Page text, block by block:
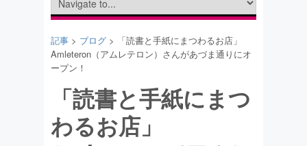
記事 > ブログ > 「読書と手紙にまつわるお店」
Amleteron（アムレテロン）さんがあづま通りにオ
ープン！
「読書と手紙にまつ
わるお店」